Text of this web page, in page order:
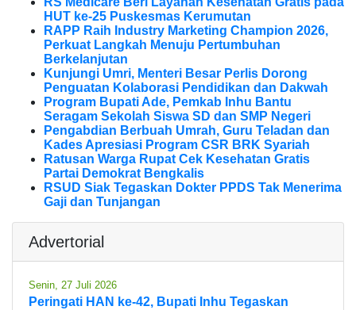
HUT ke-25 Puskesmas Kerumutan
RAPP Raih Industry Marketing Champion 2026,
Perkuat Langkah Menuju Pertumbuhan
Berkelanjutan
Kunjungi Umri, Menteri Besar Perlis Dorong
Penguatan Kolaborasi Pendidikan dan Dakwah
Program Bupati Ade, Pemkab Inhu Bantu
Seragam Sekolah Siswa SD dan SMP Negeri
Pengabdian Berbuah Umrah, Guru Teladan dan
Kades Apresiasi Program CSR BRK Syariah
Ratusan Warga Rupat Cek Kesehatan Gratis
Partai Demokrat Bengkalis
RSUD Siak Tegaskan Dokter PPDS Tak Menerima
Gaji dan Tunjangan
Advertorial
Senin, 27 Juli 2026
Peringati HAN ke-42, Bupati Inhu Tegaskan